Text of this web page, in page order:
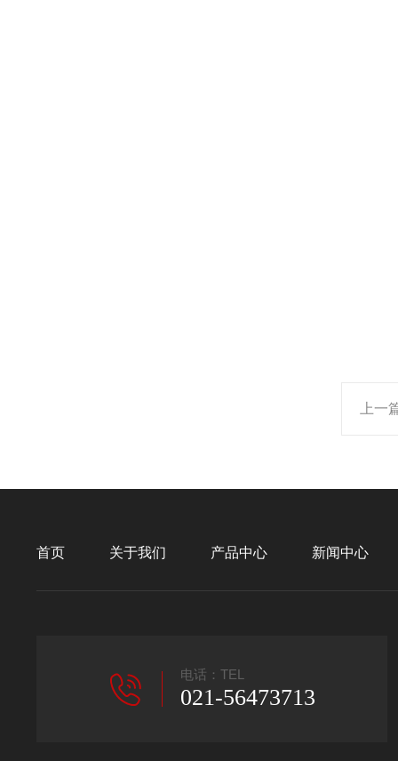
上一
首页 关于我们 产品中心 新闻中心
电话：TEL
021-56473713